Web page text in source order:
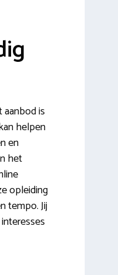
aanbod is
helpen
en
het
opleiding
tempo. Jij